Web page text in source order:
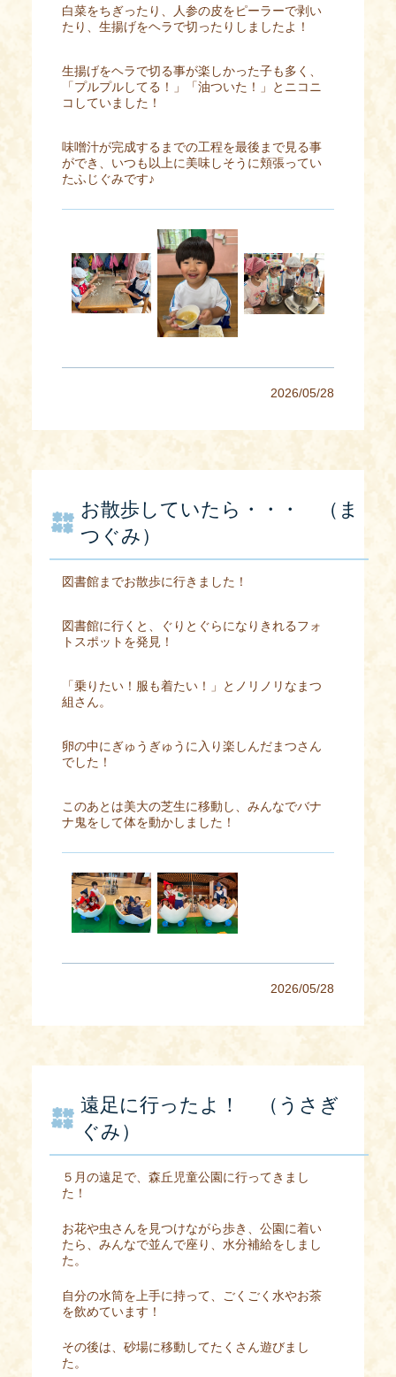
白菜をちぎったり、人参の皮をピーラーで剥い
たり、生揚げをヘラで切ったりしましたよ！
生揚げをヘラで切る事が楽しかった子も多く、
「プルプルしてる！」「油ついた！」とニコニ
コしていました！
味噌汁が完成するまでの工程を最後まで見る事
ができ、いつも以上に美味しそうに頬張ってい
たふじぐみです♪
2026/05/28
お散歩していたら・・・ （ま
つぐみ）
図書館までお散歩に行きました！
図書館に行くと、ぐりとぐらになりきれるフォ
トスポットを発見！
「乗りたい！服も着たい！」とノリノリなまつ
組さん。
卵の中にぎゅうぎゅうに入り楽しんだまつさん
でした！
このあとは美大の芝生に移動し、みんなでバナ
ナ鬼をして体を動かしました！
2026/05/28
遠足に行ったよ！ （うさぎ
ぐみ）
５月の遠足で、森丘児童公園に行ってきまし
た！
お花や虫さんを見つけながら歩き、公園に着い
たら、みんなで並んで座り、水分補給をしまし
た。
自分の水筒を上手に持って、ごくごく水やお茶
を飲めています！
その後は、砂場に移動してたくさん遊びまし
た。